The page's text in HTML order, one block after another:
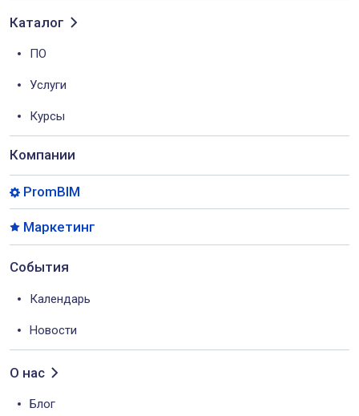
Каталог
ПО
Услуги
Курсы
Компании
PromBIM
Маркетинг
События
Календарь
Новости
О нас
Блог